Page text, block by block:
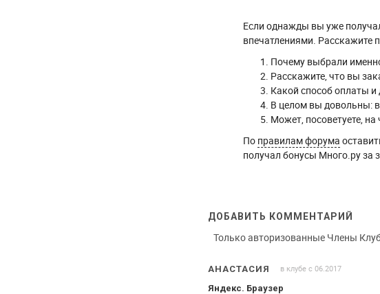
Если однажды вы уже
впечатлениями. Расскажите
Почему выбрали
Расскажите, что вы
Какой способ оплаты
В целом вы довольны:
Может, посоветуете, на
По правилам форума
получал бонусы Много.ру за
ДОБАВИТЬ КОММЕНТАРИЙ
Только авторизованные Члены
АНАСТАСИЯ в клубе с 06.2017
Яндекс. Браузер